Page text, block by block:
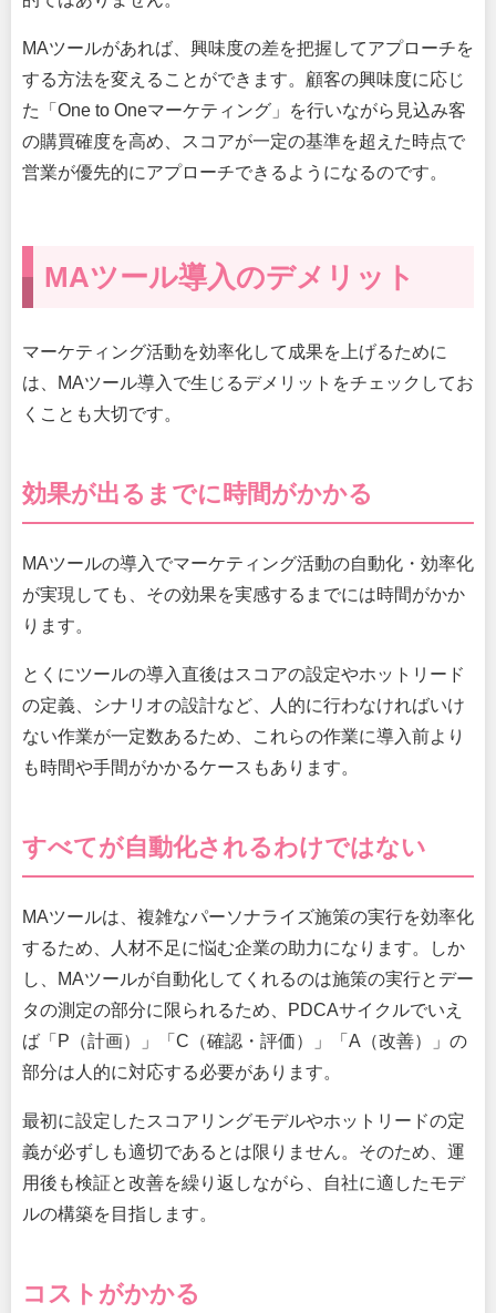
MAツールがあれば、興味度の差を把握してアプローチを
する方法を変えることができます。顧客の興味度に応じ
た「One to Oneマーケティング」を行いながら見込み客
の購買確度を高め、スコアが一定の基準を超えた時点で
営業が優先的にアプローチできるようになるのです。
MAツール導入のデメリット
マーケティング活動を効率化して成果を上げるために
は、MAツール導入で生じるデメリットをチェックしてお
くことも大切です。
効果が出るまでに時間がかかる
MAツールの導入でマーケティング活動の自動化・効率化
が実現しても、その効果を実感するまでには時間がかか
ります。
とくにツールの導入直後はスコアの設定やホットリード
の定義、シナリオの設計など、人的に行わなければいけ
ない作業が一定数あるため、これらの作業に導入前より
も時間や手間がかかるケースもあります。
すべてが自動化されるわけではない
MAツールは、複雑なパーソナライズ施策の実行を効率化
するため、人材不足に悩む企業の助力になります。しか
し、MAツールが自動化してくれるのは施策の実行とデー
タの測定の部分に限られるため、PDCAサイクルでいえ
ば「P（計画）」「C（確認・評価）」「A（改善）」の
部分は人的に対応する必要があります。
最初に設定したスコアリングモデルやホットリードの定
義が必ずしも適切であるとは限りません。そのため、運
用後も検証と改善を繰り返しながら、自社に適したモデ
ルの構築を目指します。
コストがかかる